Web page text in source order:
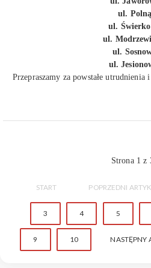
ul. Polną
ul.
ul.
ul.
ul.
Przepraszamy za powstałe
Strona 1 z
START POPRZEDNI
3 4 5
9 10 NASTĘPNY